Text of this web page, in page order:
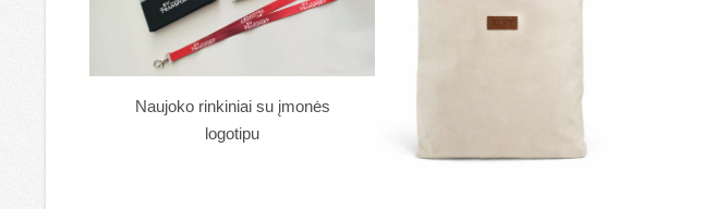
Naujoko rinkiniai su įmonės
logotipu